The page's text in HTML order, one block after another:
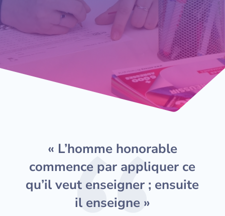
« L’homme honorable
commence par appliquer ce
qu’il veut enseigner ; ensuite
il enseigne »